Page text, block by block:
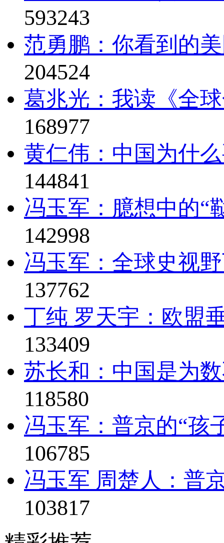
593243
范勇鹏：你看到的
204524
葛兆光：我读《全
168977
黄仁伟：中国为什
144841
冯玉军：臆想中的“
142998
冯玉军：全球史视
137762
丁纯 罗天宇：欧盟
133409
苏长和：中国是为
118580
冯玉军：普京的“孩
106785
冯玉军 周楚人：普
103817